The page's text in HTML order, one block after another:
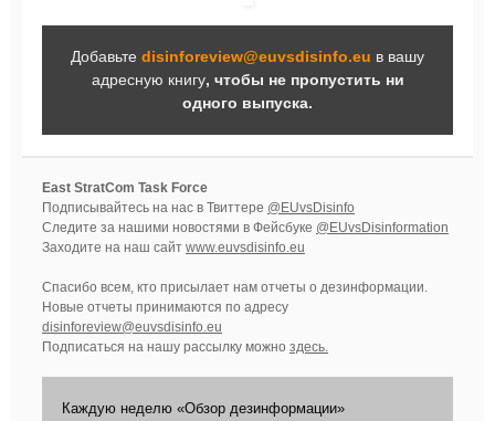
Добавьте disinforeview@euvsdisinfo.eu в вашу
адресную книгу, чтобы не пропустить ни
одного выпуска.
East StratCom Task Force
Подписывайтесь на нас в Твиттере @EUvsDisinfo
Следите за нашими новостями в Фейсбуке @EUvsDisinformation
Заходите на наш сайт www.euvsdisinfo.eu
Спасибо всем, кто присылает нам отчеты о дезинформации.
Новые отчеты принимаются по адресу
disinforeview@euvsdisinfo.eu
Подписаться на нашу рассылку можно здесь.
Каждую неделю «Обзор дезинформации»